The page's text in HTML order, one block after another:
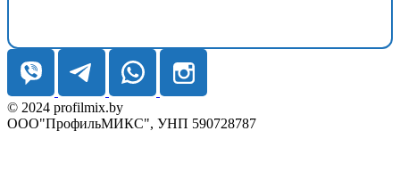
© 2024 profilmix.by
ООО"ПрофильМИКС", УНП 590728787